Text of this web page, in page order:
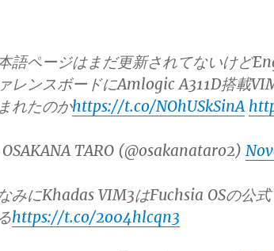
語ページはまだ更新されてないけど
レンスボードにAmlogic A311D搭載
れたのかhttps://t.co/NOhUSkSinA
TARO (@osakanataro2)
みにKhadas VIM3はFuchsia OSの公
https://t.co/2o04hlcqn3